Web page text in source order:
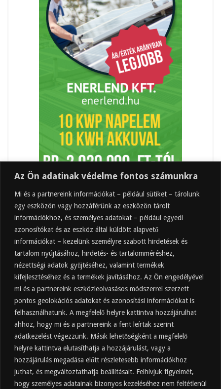
Az Ön adatinak védelme fontos számunkra
Mi és a partnereink információkat – például sütiket – tárolunk
egy eszközön vagy hozzáférünk az eszközön tárolt
információkhoz, és személyes adatokat – például egyedi
azonosítókat és az eszköz által küldött alapvető
információkat – kezelünk személyre szabott hirdetések és
tartalom nyújtásához, hirdetés- és tartalomméréshez,
nézettségi adatok gyűjtéséhez, valamint termékek
kifejlesztéséhez és a termékek javításához. Az Ön engedélyével
mi és a partnereink eszközleolvasásos módszerrel szerzett
pontos geolokációs adatokat és azonosítási információkat is
felhasználhatunk. A megfelelő helyre kattintva hozzájárulhat
ahhoz, hogy mi és a partnereink a fent leírtak szerint
adatkezelést végezzünk. Másik lehetőségként a megfelelő
helyre kattintva elutasíthatja a hozzájárulást, vagy a
hozzájárulás megadása előtt részletesebb információkhoz
juthat, és megváltoztathatja beállításait. Felhívjuk figyelmét,
hogy személyes adatainak bizonyos kezeléséhez nem feltétlenül
Felkapott
Almaecet mire jó? 21 gyakori felhasználási
terület
2025.10.31.
Almaecet fogyasztása: mikor, mennyit, mivel
hígítva?
2025.10.30.
Almaecet hatása a szervezetre –
Mit mond a kutatás?
2025.10.15.